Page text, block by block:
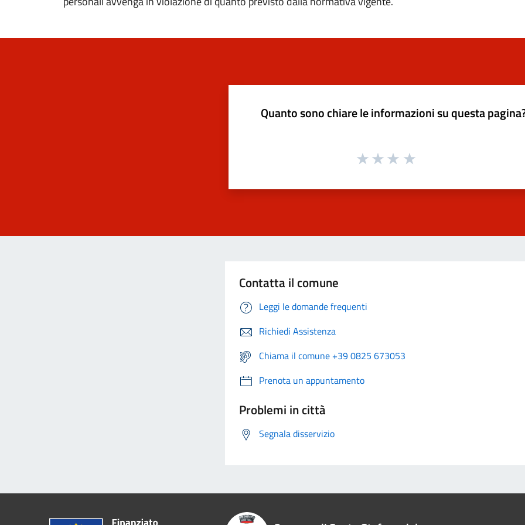
Quanto sono chiare le informazioni su questa
Contatta il comune
Leggi le domande frequenti
Richiedi Assistenza
Chiama il comune +39 0825 673053
Prenota un appuntamento
Problemi in città
Segnala disservizio